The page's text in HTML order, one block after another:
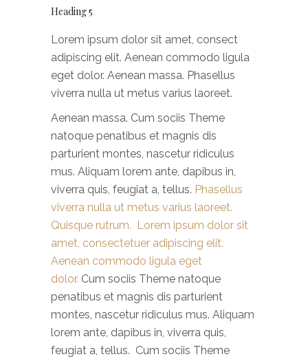
Heading 5
Lorem ipsum dolor sit amet, consect
adipiscing elit. Aenean commodo ligula
eget dolor. Aenean massa. Phasellus
viverra nulla ut metus varius laoreet.
Aenean massa. Cum sociis Theme
natoque penatibus et magnis dis
parturient montes, nascetur ridiculus
mus. Aliquam lorem ante, dapibus in,
viverra quis, feugiat a, tellus. Phasellus
viverra nulla ut metus varius laoreet.
Quisque rutrum. Lorem ipsum dolor sit
amet, consectetuer adipiscing elit.
Aenean commodo ligula eget
dolor. Cum sociis Theme natoque
penatibus et magnis dis parturient
montes, nascetur ridiculus mus. Aliquam
lorem ante, dapibus in, viverra quis,
feugiat a, tellus. Cum sociis Theme